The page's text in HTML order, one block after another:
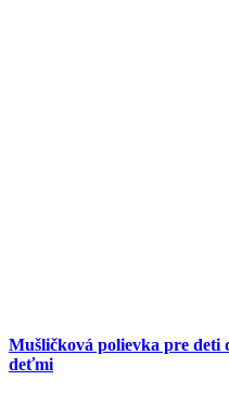
Mušličková polievka pre deti
deťmi